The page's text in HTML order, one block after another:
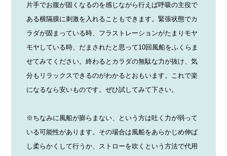
片手でお腹が固くなるのを感じながら行えば呼吸の主役で
ある横隔膜に刺激を入れることもできます。緊張状態でカ
ラダが固まっている時、フラストレーションがたまりモヤ
モヤしている時、だまされたと思って10回風船をふくらま
せてみてください。終わるとカラダの無駄な力が抜け、気
分もリラックスできるのがわかるとおもいます。これで楽
になるなら安いものです。ぜひ試してみて下さい。
※ちなみに風船が膨らまない、という方は吐く力が弱って
いる可能性があります。その場合は風船をあらかじめ伸ば
し柔らかくして行うか、ストローを吹くという方法で代用